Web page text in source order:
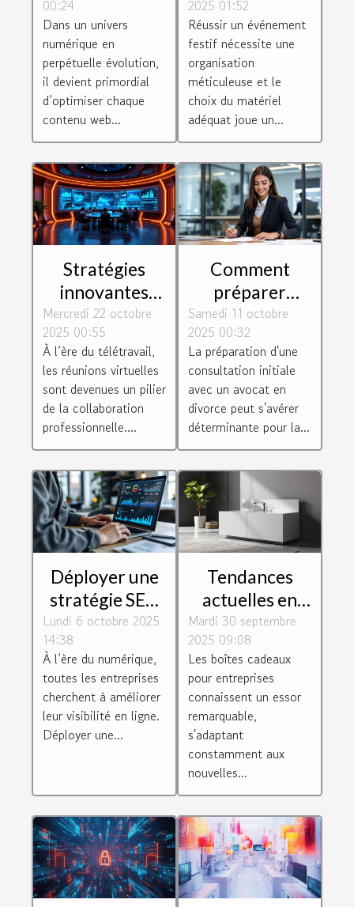
meilleur
classement
SEO
00:24
Dans un univers
numérique en
perpétuelle évolution,
il devient primordial
d’optimiser chaque
contenu web...
parfait pour
vos
événements
festifs ?
2025 01:52
Réussir un événement
festif nécessite une
organisation
méticuleuse et le
choix du matériel
adéquat joue un...
Stratégies
innovantes
pour booster
l'efficacité des
réunions
virtuelles
Mercredi 22 octobre
2025 00:55
À l’ère du télétravail,
les réunions virtuelles
sont devenues un pilier
de la collaboration
professionnelle....
Comment
préparer
efficacement
votre
consultation
initiale avec un
avocat en
divorce ?
Samedi 11 octobre
2025 00:32
La préparation d'une
consultation initiale
avec un avocat en
divorce peut s'avérer
déterminante pour la...
Déployer une
stratégie SEO
efficace : Quels
bénéfices pour
les
professionnels
?
Lundi 6 octobre 2025
14:38
À l’ère du numérique,
toutes les entreprises
cherchent à améliorer
leur visibilité en ligne.
Déployer une...
Tendances
actuelles en
matière de
boîtes cadeaux
pour
entreprises
Mardi 30 septembre
2025 09:08
Les boîtes cadeaux
pour entreprises
connaissent un essor
remarquable,
s'adaptant
constamment aux
nouvelles...